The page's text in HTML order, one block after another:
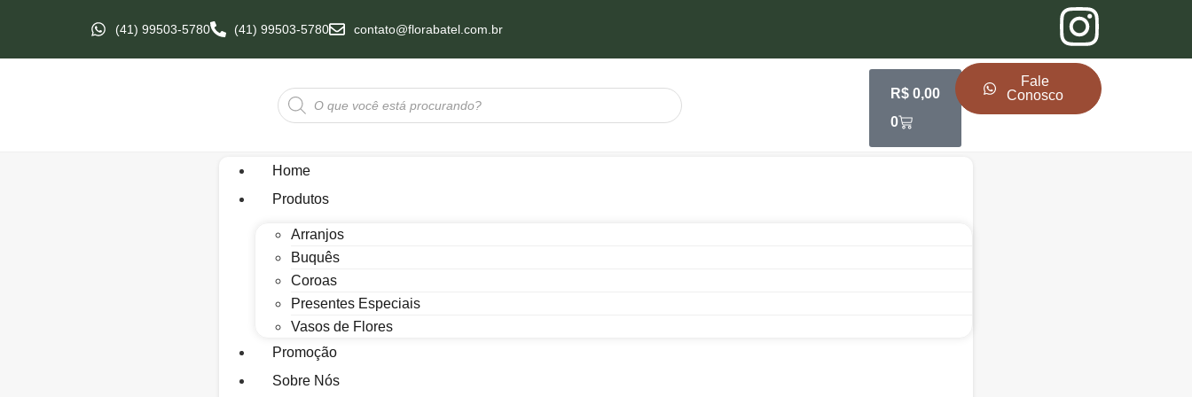
(41) 99503-5780 (41) 99503-5780 contato@florabatel.com.br
R$0,00
0
Fale
Conosco
Home
Produtos
Arranjos
Buquês
Coroas
Presentes Especiais
Vasos de Flores
Promoção
Sobre Nós